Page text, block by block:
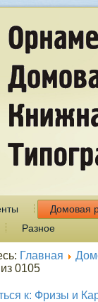
Домовая
Разное
Главная
0105
к: Фризы и